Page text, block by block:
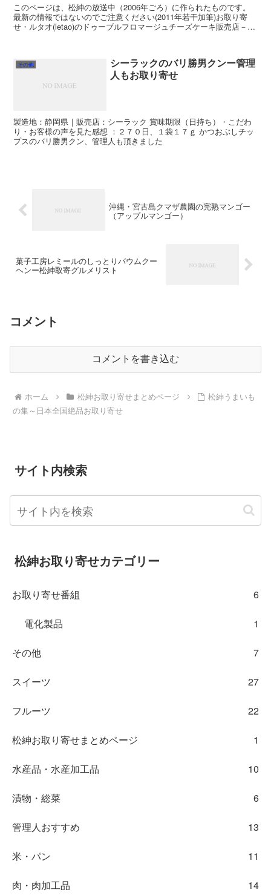
このページは、松紳の放送中（2006年ごろ）に作られたものです。
最新の情報ではないのでご注意ください(2011年若干加筆)お取り寄
せ・ルタオ(letao)のドゥーブルフロマージュチーズケーキ販売店－
その他
シーラックのバリ勝男クンー管理
人もお取り寄せ
製造地：静岡県｜販売店：シーラック 賞味期限（日持ち）・こだわ
り・お客様の声を見た感想 ：２７０日、１袋１７ｇ かつおぶしチッ
プスのバリ勝男クン、管理人も頂きました
沖縄・宮古島クマザ農園の完熟マンゴー
（アップルマンゴー）
菓子工房レミールのしっとりバウムクー
ヘンー松紳取寄グルメリスト
コメント
コメントを書き込む
ホーム 松紳お取り寄せまとめページ
松紳うまいも
の集～日本全国絶品お取り寄せ
サイト内検索
松紳お取り寄せカテゴリー
お取り寄せ番組 6
電化製品 1
その他 7
スイーツ 27
フルーツ 22
松紳お取り寄せまとめページ 1
水産品・水産加工品 10
漬物・総菜 6
管理人おすすめ 13
米・パン 11
肉・肉加工品 14